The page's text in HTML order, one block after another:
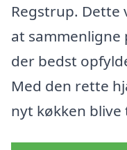
Regstrup. Dette
at
der bedst
Med den rette
nyt køkken